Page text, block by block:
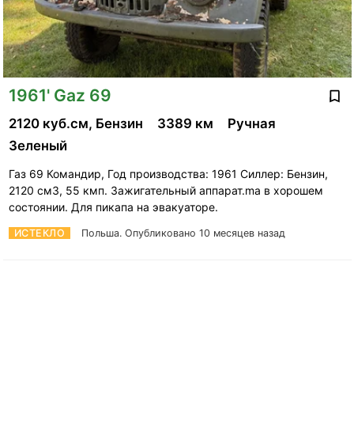
1961' Gaz 69
ИСТЕКЛО Польша. Опубликовано 10 месяцев назад
2120 куб.см, Бензин 3389 км
Ручная
Зеленый
Газ 69 Командир, Год производства: 1961 Силлер: Бензин,
2120 см3, 55 кмп. Зажигательный аппарат.ma в хорошем
состоянии. Для пикапа на эвакуаторе.